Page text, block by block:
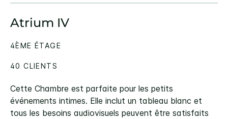
Atrium IV
Cette Chambre est parfaite pour les petits
événements intimes. Elle inclut un tableau blanc et
tous les besoins audiovisuels peuvent être satisfaits
4ÈME ÉTAGE
40 CLIENTS